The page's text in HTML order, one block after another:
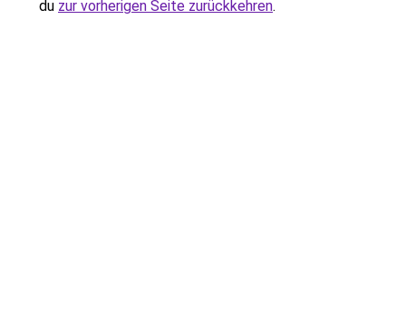
du zur vorherigen Seite zurückkehren.